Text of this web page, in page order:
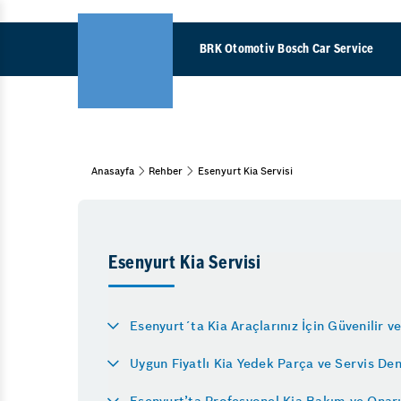
BRK Otomotiv Bosch Car Service
Araç Bakım & Onarım
Kış Bakımı
Fren Sistemleri
Anasayfa Rehber Esenyurt Kia Servisi
Esenyurt Kia Servisi
Esenyurt´ta Kia Araçlarınız İçin Güvenilir
Uygun Fiyatlı Kia Yedek Parça ve Servis